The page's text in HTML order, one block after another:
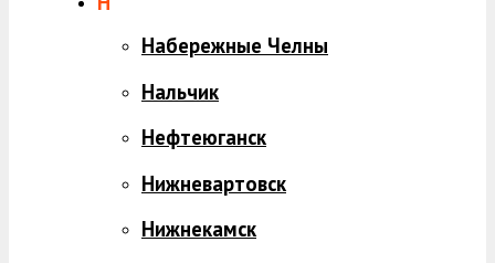
Набережные Челны
Нальчик
Нефтеюганск
Нижневартовск
Нижнекамск